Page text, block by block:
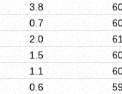
3.8
0.7
2.0
1.5
1.1
0.6